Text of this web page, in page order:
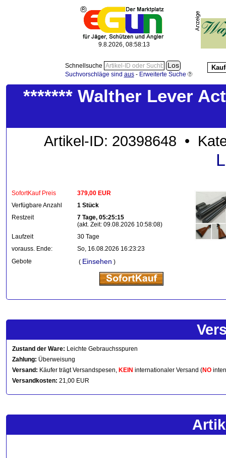
9.8.2026, 08:58:14
Schnellsuche
Suchvorschläge sind aus- Erweiterte Suche
******* Walther Lever
Artikel-ID: 20398648 •
SofortKauf Preis
379,00 EUR
Verfügbare Anzahl
1 Stück
Restzeit
7 Tage, 05:25:15
(akt. Zeit: 09.08.2026 10:58:08)
Laufzeit
30 Tage
vorauss. Ende:
So, 16.08.2026 16:23:23
Gebote
( Einsehen )
Zustand der Ware: Leichte Gebrauchsspuren
Zahlung: Überweisung
Versand: Käufer trägt Versandspesen, KEIN internationaler Versand (NO
Versandkosten: 21,00 EUR